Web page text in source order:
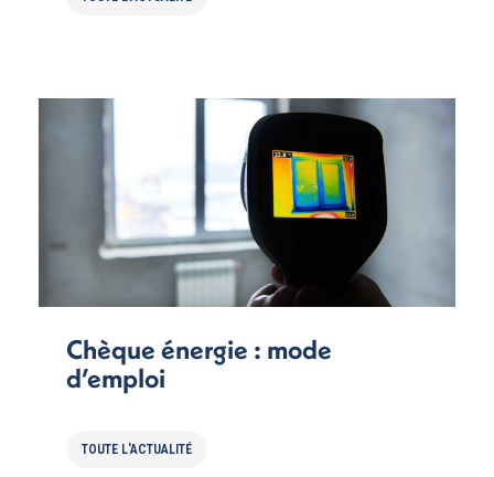
Chèque énergie : mode
d’emploi
TOUTE L'ACTUALITÉ